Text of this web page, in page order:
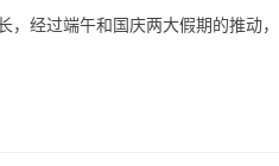
，经过端午和国庆两大假期的推动